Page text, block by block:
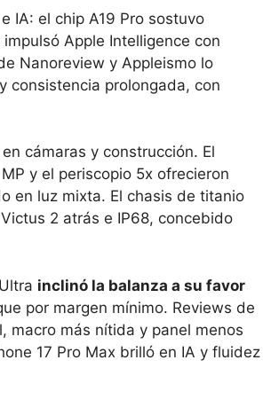
IA: el chip A19 Pro sostuvo
Apple Intelligence con
Nanoreview y Appleismo lo
consistencia prolongada, con
cámaras y construcción. El
y el periscopio 5x ofrecieron
en luz mixta. El chasis de titanio
2 atrás e IP68, concebido
inclinó la balanza a su favor
por margen mínimo. Reviews de
macro más nítida y panel menos
17 Pro Max brilló en IA y fluidez